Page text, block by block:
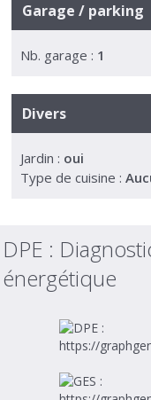
Garage / parking
Nb. garage : 1
Divers
Jardin : oui
Type de cuisine :
DPE :
énergétique